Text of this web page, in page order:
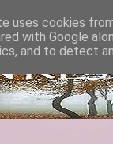
uses cookies
with Google
and to detect